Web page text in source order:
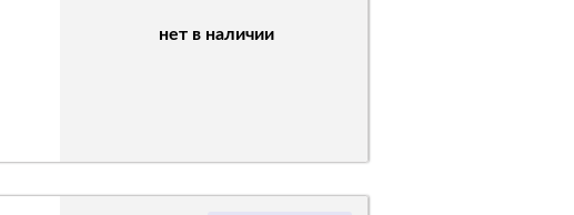
нет в наличии